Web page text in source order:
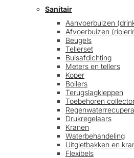
Sanitair
Aanvoerbuizen
Afvoerbuizen
Beugels
Tellerset
Buisafdichting
Meters en tellers
Koper
Boilers
Terugslagkleppen
Toebehoren
Drukregelaars
Kranen
Waterbehandeling
Uitgietbakken en
Flexibels